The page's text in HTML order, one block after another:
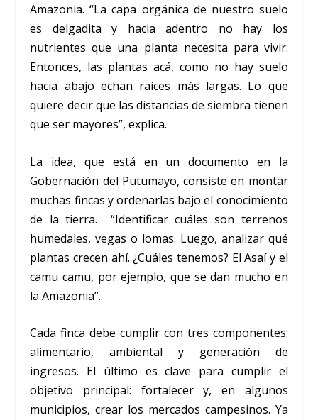
Amazonia. “La capa orgánica de nuestro suelo
es delgadita y hacia adentro no hay los
nutrientes que una planta necesita para vivir.
Entonces, las plantas acá, como no hay suelo
hacia abajo echan raíces más largas. Lo que
quiere decir que las distancias de siembra tienen
que ser mayores”, explica.
La idea, que está en un documento en la
Gobernación del Putumayo, consiste en montar
muchas fincas y ordenarlas bajo el conocimiento
de la tierra. “Identificar cuáles son terrenos
humedales, vegas o lomas. Luego, analizar qué
plantas crecen ahí. ¿Cuáles tenemos? El Asaí y el
camu camu, por ejemplo, que se dan mucho en
la Amazonia”.
Cada finca debe cumplir con tres componentes:
alimentario, ambiental y generación de
ingresos. El último es clave para cumplir el
objetivo principal: fortalecer y, en algunos
municipios, crear los mercados campesinos. Ya